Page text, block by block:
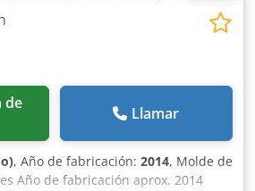
Llamar
, Año de fabricación: 2014, Molde de
Año de fabricación aprox. 2014